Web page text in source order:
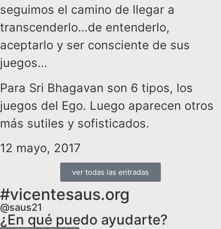
seguimos el camino de llegar a
transcenderlo…de entenderlo,
aceptarlo y ser consciente de sus
juegos…
Para Sri Bhagavan son 6 tipos, los
juegos del Ego. Luego aparecen otros
más sutiles y sofisticados.
12 mayo, 2017
ver todas las entradas
#vicentesaus.org
@saus21
¿En qué puedo ayudarte?